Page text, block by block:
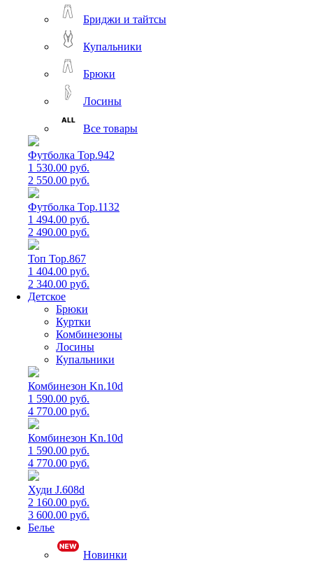
Бриджи и тайтсы
Купальники
Брюки
Лосины
Все товары
Футболка Top.942
1 530.00 руб.
2 550.00 руб.
Футболка Top.1132
1 494.00 руб.
2 490.00 руб.
Топ Top.867
1 404.00 руб.
2 340.00 руб.
Детское
Брюки
Куртки
Комбинезоны
Лосины
Купальники
Комбинезон Kn.10d
1 590.00 руб.
4 770.00 руб.
Комбинезон Kn.10d
1 590.00 руб.
4 770.00 руб.
Худи J.608d
2 160.00 руб.
3 600.00 руб.
Белье
Новинки